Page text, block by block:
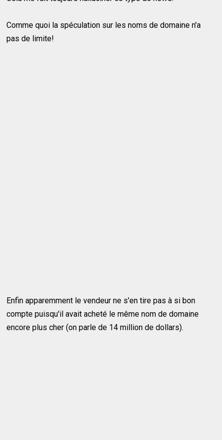
Comme quoi la spéculation sur les noms de domaine n'a
pas de limite!
Enfin apparemment le vendeur ne s'en tire pas à si bon
compte puisqu'il avait acheté le même nom de domaine
encore plus cher (on parle de 14 million de dollars).